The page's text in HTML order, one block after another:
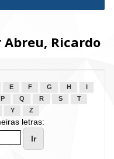
Ricardo
E F G H
P Q R S
T
Y Z
letras: